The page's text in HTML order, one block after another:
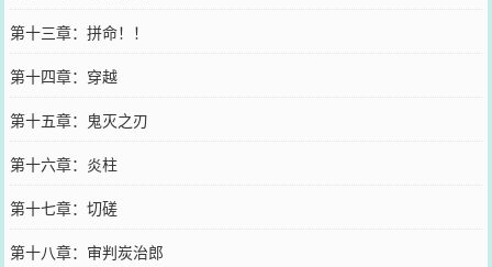
第十三章：拼命！！
第十四章：穿越
第十五章：鬼灭之刃
第十六章：炎柱
第十七章：切磋
第十八章：审判炭治郎